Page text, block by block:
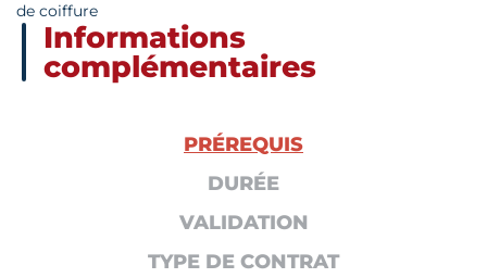
de coiffure
Informations
complémentaires
PRÉREQUIS
DURÉE
VALIDATION
TYPE DE CONTRAT